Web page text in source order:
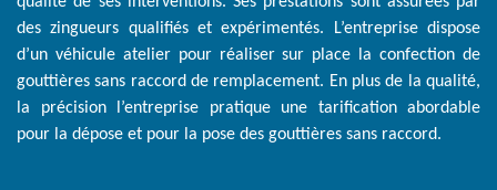
des zingueurs qualifiés et expérimentés. L’entreprise dispose
d’un véhicule atelier pour réaliser sur place la confection de
gouttières sans raccord de remplacement. En plus de la qualité,
la précision l’entreprise pratique une tarification abordable
pour la dépose et pour la pose des gouttières sans raccord.